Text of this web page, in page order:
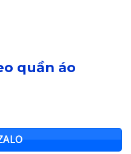
quần áo